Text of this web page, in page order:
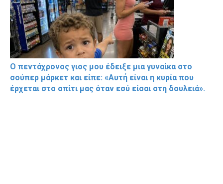
Ο πεντάχρονος γιος μου έδειξε μια γυναίκα στο
σούπερ μάρκετ και είπε: «Αυτή είναι η κυρία που
έρχεται στο σπίτι μας όταν εσύ είσαι στη δουλειά».